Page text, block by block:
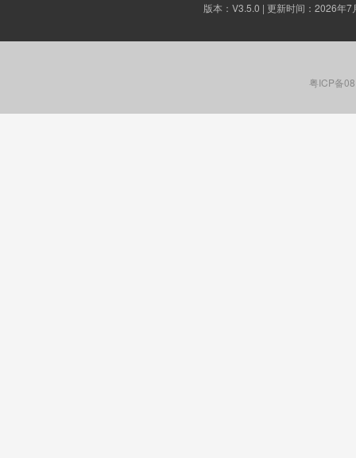
版本： V3.5.0 | 更新时间：2026年
粤ICP备